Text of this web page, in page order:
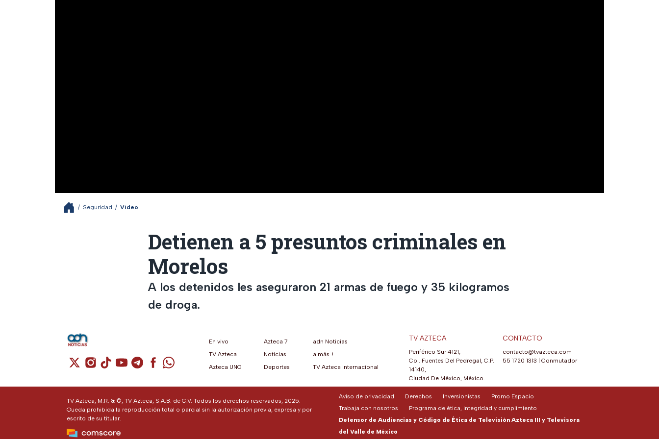
/ Seguridad / Video
Detienen a 5 presuntos criminales en
Morelos
A los detenidos les aseguraron 21 armas de fuego y 35 kilogramos
de droga.
Cuenta de X / Twitter (se abre en una nueva pestaña)
Cuenta de Instagram (se abre en una nueva pestaña)
Cuenta de TikTok (se abre en una nueva pestaña)
Cuenta de YouTube (se abre en una nueva pestaña)
Cuenta de Telegram (se abre en una nueva pestaña)
Cuenta de Facebook (se abre en una nueva pestaña)
Cuenta de WhatsApp (se abre en una nueva pestaña)
En vivo
TV Azteca
Azteca UNO
Azteca 7
Noticias
Deportes
adn Noticias
a más +
TV Azteca Internacional
TV AZTECA
Periférico Sur 4121,
Col. Fuentes Del Pedregal, C.P.
14140,
Ciudad De México, México.
CONTACTO
contacto@tvazteca.com
55 1720 1313 | Conmutador
TV Azteca, M.R. & ©, TV Azteca, S.A.B. de C.V. Todos los derechos reservados, 2025.
Queda prohibida la reproducción total o parcial sin la autorización previa, expresa y por
escrito de su titular.
Aviso de privacidad Derechos Inversionistas
Promo Espacio
Trabaja con nosotros
Programa de ética, integridad y cumplimiento
Defensor de Audiencias y Código de Ética de Televisión Azteca III y Televisora
del Valle de México